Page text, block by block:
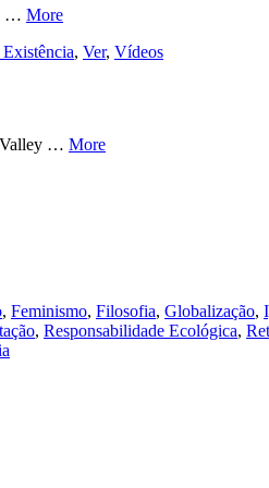
… More
, Ver, Vídeos
Valley … More
, Feminismo, Filosofia, Globalização,
, Responsabilidade Ecológica,